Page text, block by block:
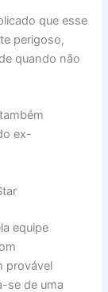
que esse
perigoso,
quando não
ex-
equipe
provável
se de uma